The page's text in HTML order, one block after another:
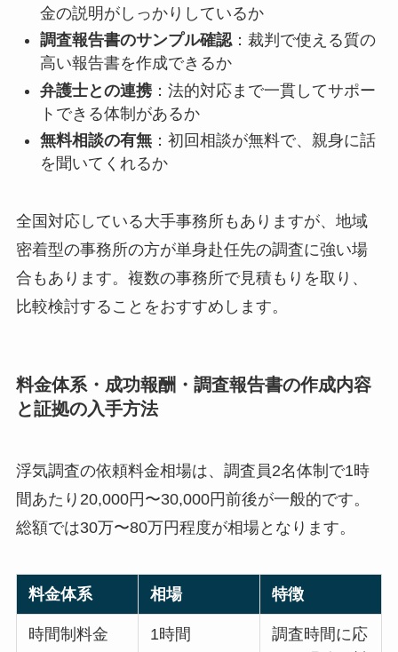
金の説明がしっかりしているか
調査報告書のサンプル確認：裁判で使える質の
高い報告書を作成できるか
弁護士との連携：法的対応まで一貫してサポー
トできる体制があるか
無料相談の有無：初回相談が無料で、親身に話
を聞いてくれるか
全国対応している大手事務所もありますが、地域
密着型の事務所の方が単身赴任先の調査に強い場
合もあります。複数の事務所で見積もりを取り、
比較検討することをおすすめします。
料金体系・成功報酬・調査報告書の作成内容
と証拠の入手方法
浮気調査の依頼料金相場は、調査員2名体制で1時
間あたり20,000円〜30,000円前後が一般的です。
総額では30万〜80万円程度が相場となります。
料金体系 相場 特徴
時間制料金
1時間
調査時間に応